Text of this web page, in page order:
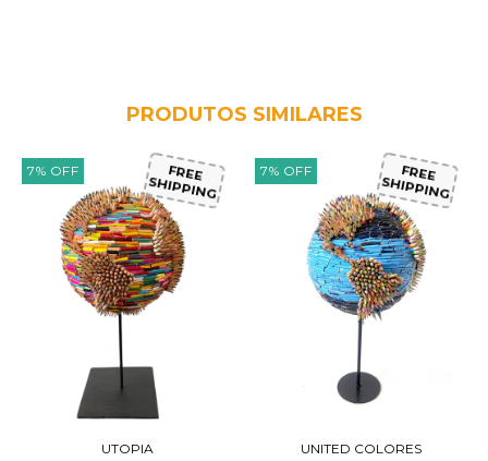
PRODUTOS SIMILARES
7% OFF FREE
SHIPPING
UTOPIA
7% OFF FREE
SHIPPING
UNITED COLORES